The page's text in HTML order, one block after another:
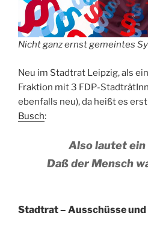
Nicht ganz ernst gemeintes
Neu im Stadtrat Leipzig, als
Fraktion mit 3 FDP-
ebenfalls neu), da heißt es
Busch:
Also lautet ein
Daß der Mensch
Stadtrat – Ausschüsse und